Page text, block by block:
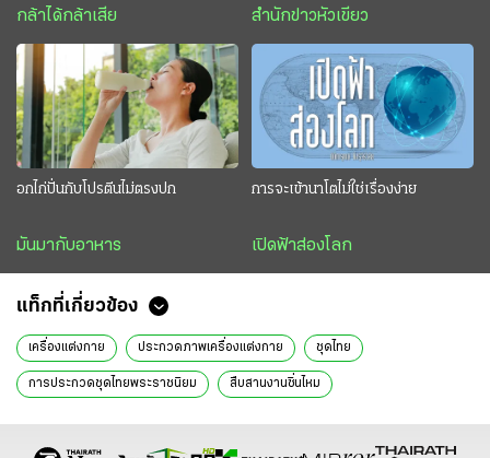
กล้าได้กล้าเสีย สำนักข่าวหัวเขียว
อกไก่ปั่นกับโปรตีนไม่ตรงปก
มันมากับอาหาร
การจะเข้านาโตไม่ใช่เรื่องง่าย
เปิดฟ้าส่องโลก
แท็กที่เกี่ยวข้อง
เครื่องแต่งกาย ประกวดภาพเครื่องแต่งกาย ชุดไทย
การประกวดชุดไทยพระราชนิยม สืบสานงานซิ่นไหม